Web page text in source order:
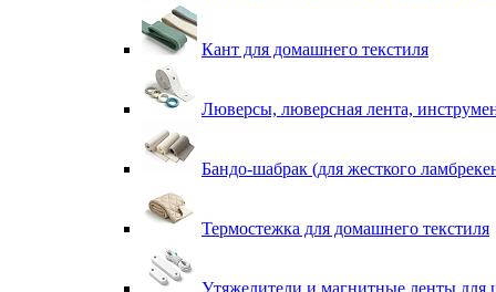
Кант для домашнего текстиля
Люверсы, люверсная лента,
Бандо-шабрак (для жесткого
Термостежка для домашнего текстиля
Утяжелители и магнитные ленты для